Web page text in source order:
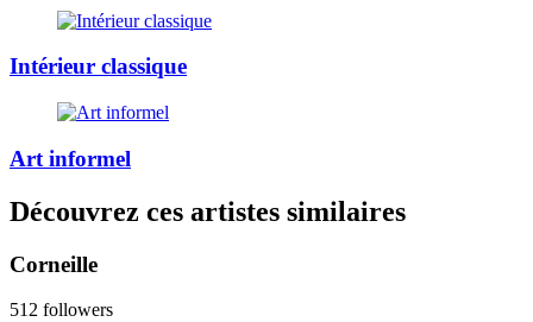
Intérieur classique
Art informel
Découvrez ces artistes similaires
Corneille
512 followers